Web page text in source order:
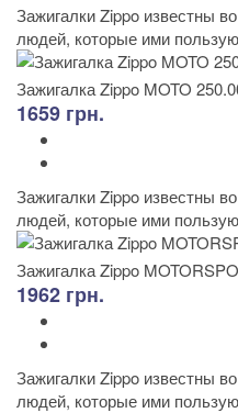
Зажигалки Zippo известны
людей, которые ими
Зажигалка Zippo MOTO
1659 грн.
Зажигалки Zippo известны
людей, которые ими
Зажигалка Zippo
1962 грн.
Зажигалки Zippo известны
людей, которые ими